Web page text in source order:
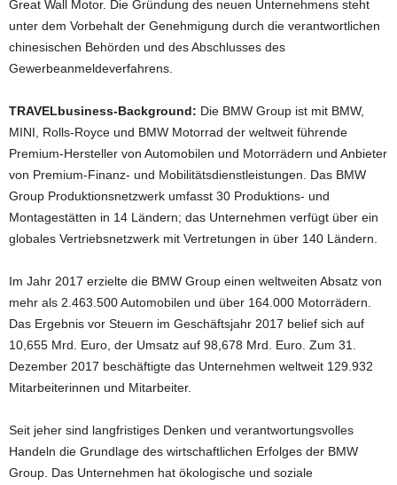
Great Wall Motor. Die Gründung des neuen Unternehmens steht
unter dem Vorbehalt der Genehmigung durch die verantwortlichen
chinesischen Behörden und des Abschlusses des
Gewerbeanmeldeverfahrens.
TRAVELbusiness-Background: Die BMW Group ist mit BMW,
MINI, Rolls-Royce und BMW Motorrad der weltweit führende
Premium-Hersteller von Automobilen und Motorrädern und Anbieter
von Premium-Finanz- und Mobilitätsdienstleistungen. Das BMW
Group Produktionsnetzwerk umfasst 30 Produktions- und
Montagestätten in 14 Ländern; das Unternehmen verfügt über ein
globales Vertriebsnetzwerk mit Vertretungen in über 140 Ländern.
Im Jahr 2017 erzielte die BMW Group einen weltweiten Absatz von
mehr als 2.463.500 Automobilen und über 164.000 Motorrädern.
Das Ergebnis vor Steuern im Geschäftsjahr 2017 belief sich auf
10,655 Mrd. Euro, der Umsatz auf 98,678 Mrd. Euro. Zum 31.
Dezember 2017 beschäftigte das Unternehmen weltweit 129.932
Mitarbeiterinnen und Mitarbeiter.
Seit jeher sind langfristiges Denken und verantwortungsvolles
Handeln die Grundlage des wirtschaftlichen Erfolges der BMW
Group. Das Unternehmen hat ökologische und soziale